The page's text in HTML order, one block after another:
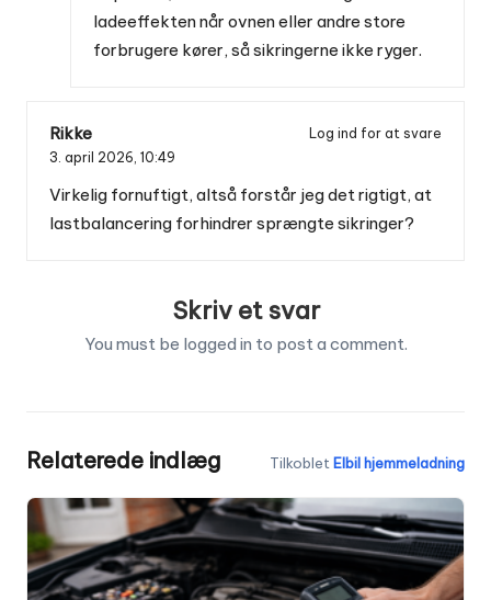
ladeeffekten når ovnen eller andre store
forbrugere kører, så sikringerne ikke ryger.
Rikke
Log ind for at svare
3. april 2026, 10:49
Virkelig fornuftigt, altså forstår jeg det rigtigt, at
lastbalancering forhindrer sprængte sikringer?
Skriv et svar
You must be logged in to post a comment.
Relaterede indlæg Tilkoblet Elbil hjemmeladning